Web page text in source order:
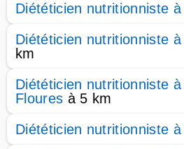
Diététicien nutritionniste
Diététicien nutritionniste
km
Diététicien nutritionniste
Floures à 5 km
Diététicien nutritionniste